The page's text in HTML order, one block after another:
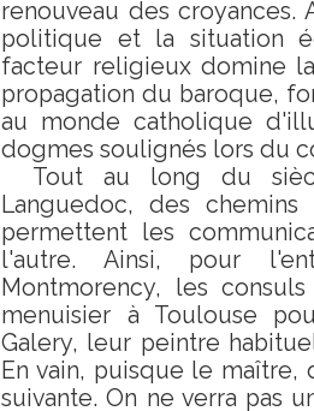
renouveau des
politique et la situation
facteur religieux domine
propagation du baroque,
au monde catholique
dogmes soulignés lors du
Tout au long du
Languedoc, des
permettent les
l'autre. Ainsi, pour
Montmorency, les
menuisier à Toulouse
Galery, leur peintre
En vain, puisque le
suivante. On ne verra pas